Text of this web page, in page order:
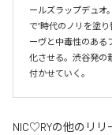
ールズラップデュオ
で“時代のノリを塗
ーヴと中毒性のある
化させる。渋谷発の
付かせていく。
NIC♡RYの他のリリ